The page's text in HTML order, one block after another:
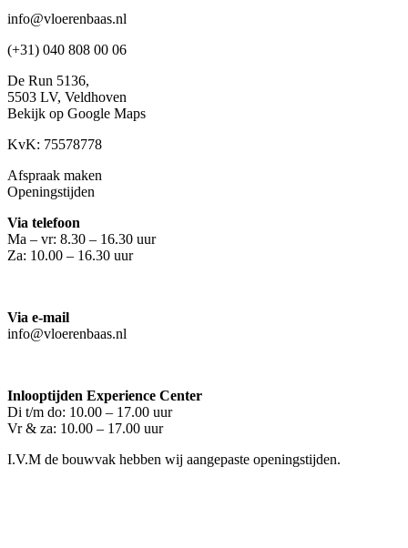
info@vloerenbaas.nl
(+31) 040 808 00 06
De Run 5136,
5503 LV, Veldhoven
Bekijk op Google Maps
KvK: 75578778
Afspraak maken
Openingstijden
Via telefoon
Ma – vr: 8.30 – 16.30 uur
Za: 10.00 – 16.30 uur
Via e-mail
info@vloerenbaas.nl
Inlooptijden Experience Center
Di t/m do: 10.00 – 17.00 uur
Vr & za: 10.00 – 17.00 uur
I.V.M de bouwvak hebben wij aangepaste openingstijden.